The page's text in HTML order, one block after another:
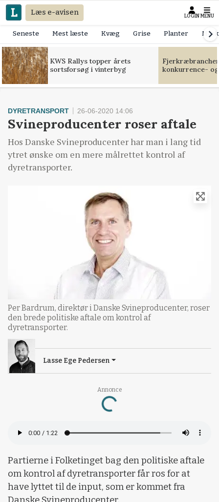
Læs e-avisen LOGIN MENU
Seneste Mest læste Kvæg Grise Planter
KWS Rallys topper årets
sortsforsøg i vinterbyg
konkurrence-
Annonce
Loading...
DYRETRANSPORT 26-06-2020 14:06
Svineproducenter roser aftale
Hos Danske Svineproducenter har man i lang tid
ytret ønske om en mere målrettet kontrol af
dyretransporter.
Per Bardrum, direktør i Danske Svineproducenter, roser
den brede politiske aftale om kontrol af
dyretransporter.
Lasse Ege Pedersen
Partierne i Folketinget bag den politiske aftale
om kontrol af dyretransporter får ros for at
have lyttet til de input, som er kommet fra